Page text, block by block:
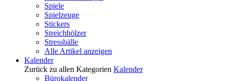
Spiele
Spielzeuge
Stickers
Streichhölzer
Stressbälle
Alle Artikel anzeigen
Kalender
Zurück zu allen Kategorien Kalender
Bürokalender